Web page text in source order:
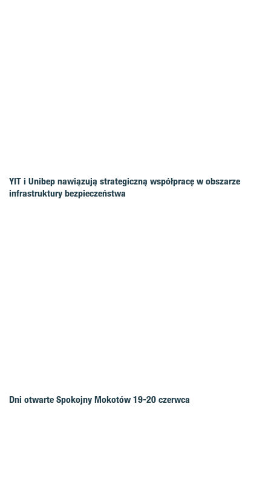
YIT i Unibep nawiązują strategiczną współpracę w obszarze
infrastruktury bezpieczeństwa
Dni otwarte Spokojny Mokotów 19-20 czerwca